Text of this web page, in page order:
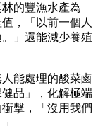
的豐漁水產為
，「以前一個人
」還能減少養殖
能處理的酸菜鹵
品」，化解極端
擊，「沒用我們